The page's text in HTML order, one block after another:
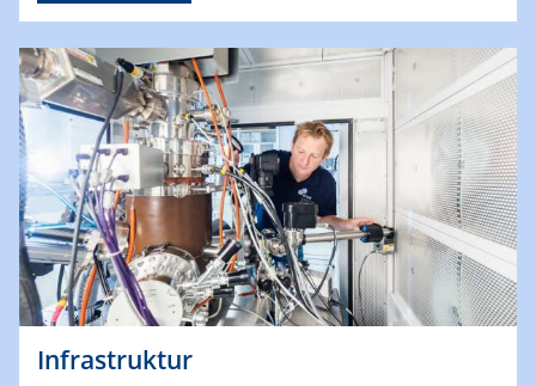
Infrastruktur